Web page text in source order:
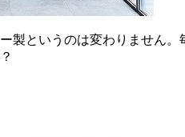
製というのは変わりません